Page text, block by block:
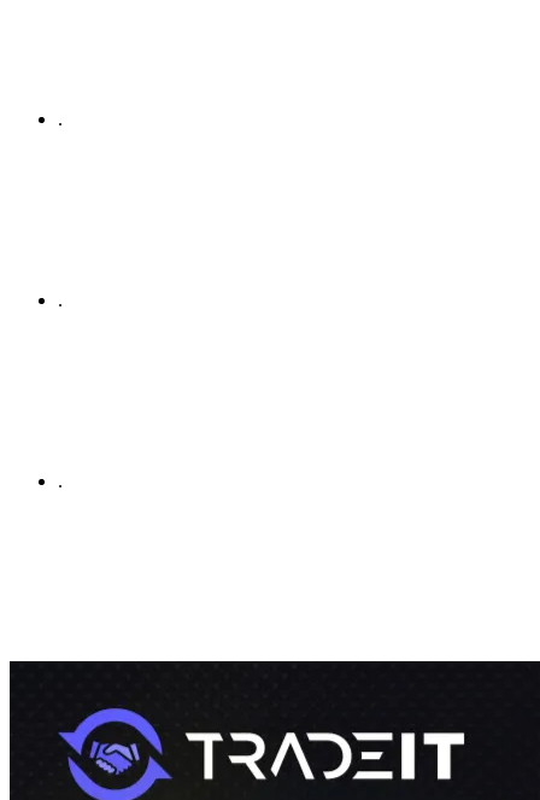
.
.
.
By using this site, you agree to ourTerms of Service